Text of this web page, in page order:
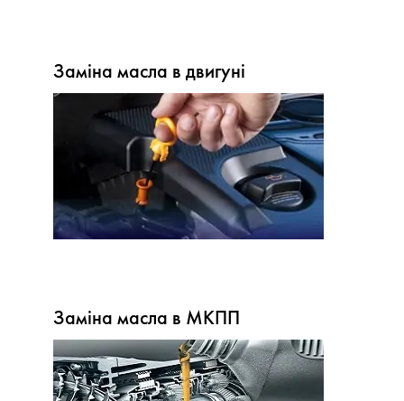
Заміна масла в двигуні
Заміна масла в МКПП